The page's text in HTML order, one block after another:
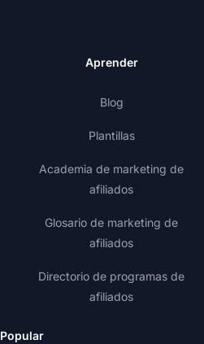
Aprender
Blog
Plantillas
Academia de marketing de
afiliados
Glosario de marketing de
afiliados
Directorio de programas de
afiliados
Popular